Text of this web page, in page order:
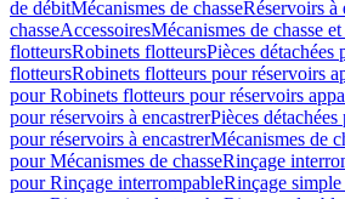
de débitMécanismes de chasseRéservoirs à
chasseAccessoiresMécanismes de chasse
flotteursRobinets flotteursPièces détachées
flotteursRobinets flotteurs pour réservoirs
pour Robinets flotteurs pour réservoirs
pour réservoirs à encastrerPièces
pour réservoirs à encastrerMécanismes de
pour Mécanismes de chasseRinçage
pour Rinçage interrompableRinçage